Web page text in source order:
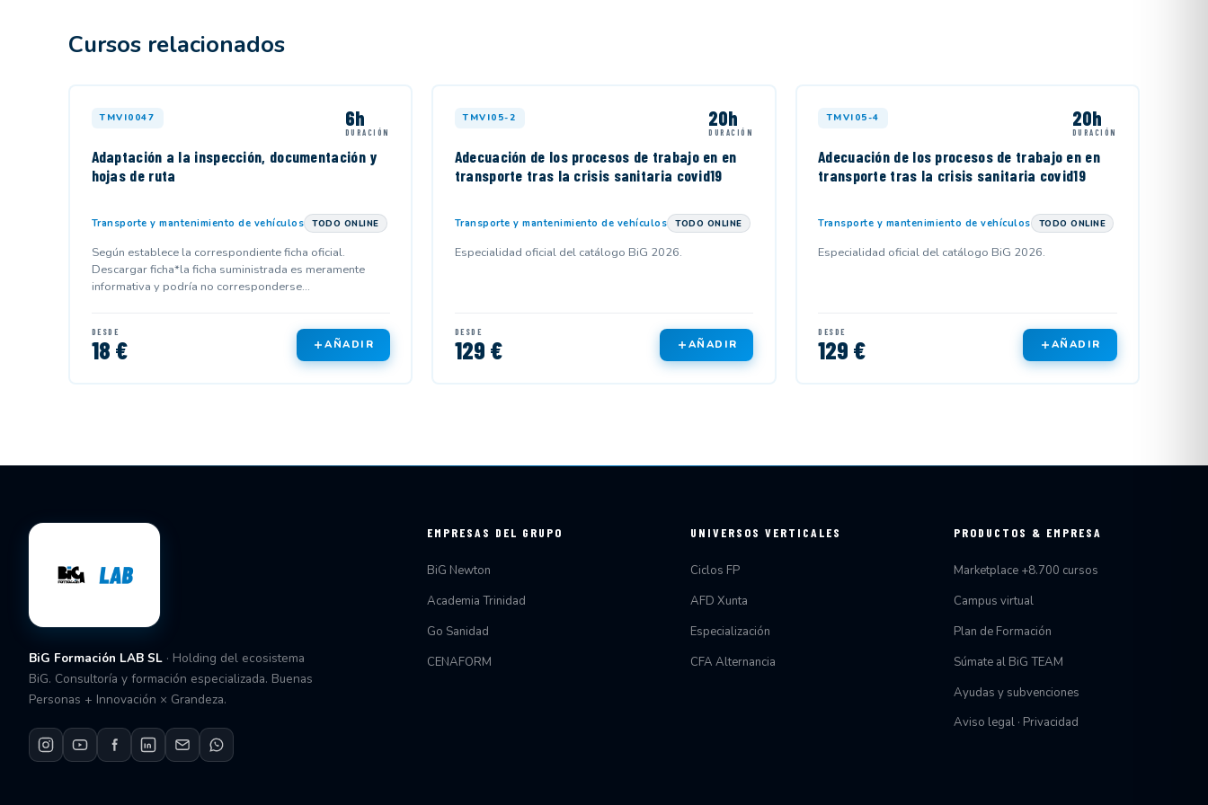
Cursos relacionados
TMVI0047 6h
DURACIÓN
Adaptación a la inspección, documentación y
hojas de ruta
Transporte y mantenimiento de vehículos TODO ONLINE
Según establece la correspondiente ficha oficial.
Descargar ficha*la ficha suministrada es meramente
informativa y podría no corresponderse...
DESDE
18 € AÑADIR
TMVI05-2 20h
DURACIÓN
Adecuación de los procesos de trabajo en en
transporte tras la crisis sanitaria covid19
Transporte y mantenimiento de vehículos TODO ONLINE
Especialidad oficial del catálogo BiG 2026.
DESDE
129 € AÑADIR
TMVI05-4 20h
DURACIÓN
Adecuación de los procesos de trabajo en en
transporte tras la crisis sanitaria covid19
Transporte y mantenimiento de vehículos TODO ONLINE
Especialidad oficial del catálogo BiG 2026.
DESDE
129 € AÑADIR
BiG Formación LAB SL · Holding del ecosistema
BiG. Consultoría y formación especializada. Buenas
Personas + Innovación × Grandeza.
EMPRESAS DEL GRUPO
BiG Newton
Academia Trinidad
Go Sanidad
CENAFORM
UNIVERSOS VERTICALES
Ciclos FP
AFD Xunta
Especialización
CFA Alternancia
PRODUCTOS & EMPRESA
Marketplace +8.700 cursos
Campus virtual
Plan de Formación
Súmate al BiG TEAM
Ayudas y subvenciones
Aviso legal · Privacidad